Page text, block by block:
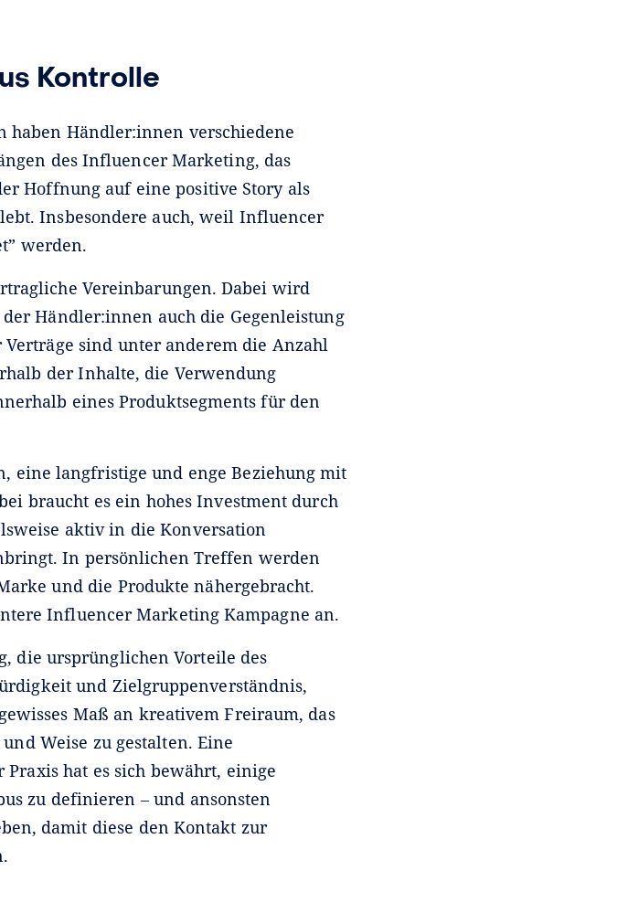
Kontrolle
Händler:innen verschiedene
des Influencer Marketing, das
Hoffnung auf eine positive Story als
Insbesondere auch, weil Influencer
werden.
Vereinbarungen. Dabei wird
Händler:innen auch die Gegenleistung
sind unter anderem die Anzahl
der Inhalte, die Verwendung
eines Produktsegments für den
eine langfristige und enge Beziehung mit
braucht es ein hohes Investment durch
aktiv in die Konversation
In persönlichen Treffen werden
und die Produkte nähergebracht.
Influencer Marketing Kampagne an.
die ursprünglichen Vorteile des
und Zielgruppenverständnis,
Maß an kreativem Freiraum, das
Weise zu gestalten. Eine
hat es sich bewährt, einige
zu definieren ‒ und ansonsten
damit diese den Kontakt zur